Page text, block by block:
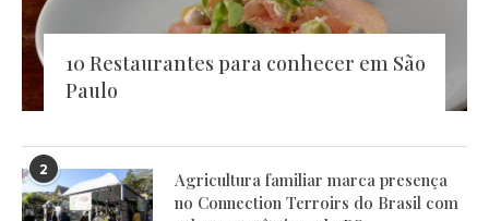
10 Restaurantes para conhecer em São
Paulo
2
Agricultura familiar marca presença
no Connection Terroirs do Brasil com